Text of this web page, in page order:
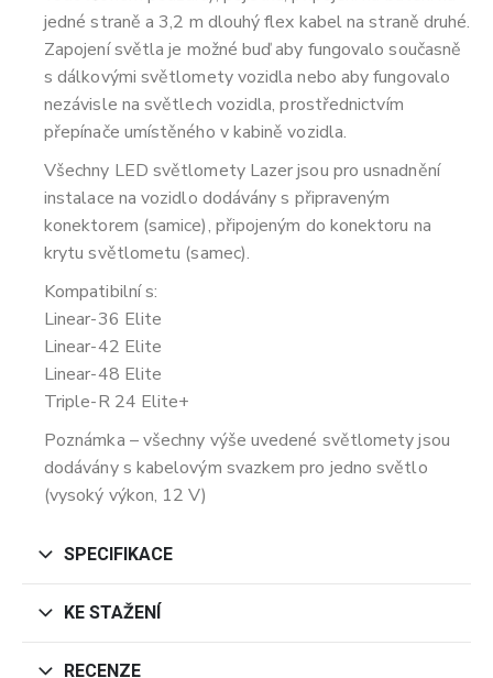
jedné straně a 3,2 m dlouhý flex kabel na straně druhé.
Zapojení světla je možné buď aby fungovalo současně
s dálkovými světlomety vozidla nebo aby fungovalo
nezávisle na světlech vozidla, prostřednictvím
přepínače umístěného v kabině vozidla.
Všechny LED světlomety Lazer jsou pro usnadnění
instalace na vozidlo dodávány s připraveným
konektorem (samice), připojeným do konektoru na
krytu světlometu (samec).
Kompatibilní s:
Linear-36 Elite
Linear-42 Elite
Linear-48 Elite
Triple-R 24 Elite+
Poznámka – všechny výše uvedené světlomety jsou
dodávány s kabelovým svazkem pro jedno světlo
(vysoký výkon, 12 V)
SPECIFIKACE
KE STAŽENÍ
RECENZE